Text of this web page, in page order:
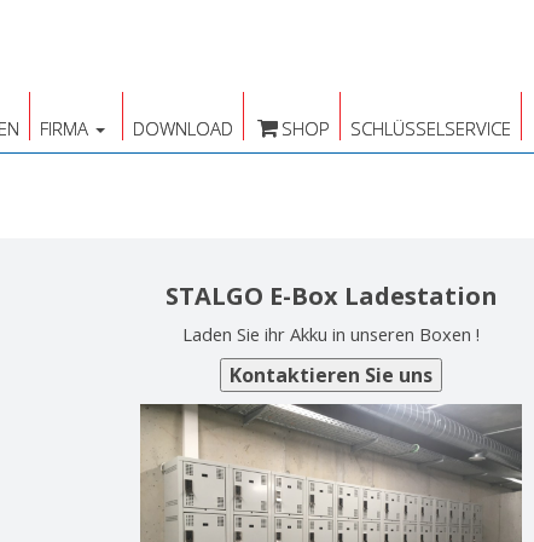
FIRMA DOWNLOAD SHOP SCHLÜSSELSERVICE
STALGO E-Box Ladestation
Laden Sie ihr Akku in unseren Boxen !